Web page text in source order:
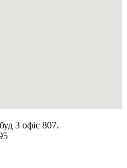
3 офіс 807.